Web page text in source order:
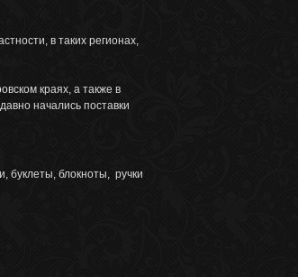
в таких регионах,
краях, а также в
начались поставки
буклеты, блокноты, ручки